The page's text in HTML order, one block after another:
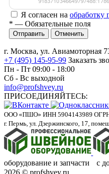
Я согласен на обработку
* — Обязательные поля
Отменить
г. Москва, ул. Авиамоторная
+7 (495) 145-95-99 Заказать
Пн - Пт 09:00 - 18:00
Сб - Вс выходной
info@profshvey.ru
ПРИСОЕДИНЯЙТЕСЬ:
ООО «ПШО» ИНН 5904143989
г. Пермь, ул. Дзержинского, 17,
оборудование и запчасти с